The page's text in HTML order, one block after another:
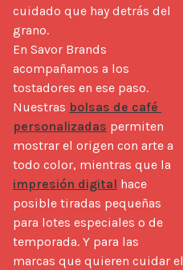
cuidado que hay detrás del
grano.
En Savor Brands
acompañamos a los
tostadores en ese paso.
Nuestras bolsas de café
personalizadas permiten
mostrar el origen con arte a
impresión digital hace
posible tiradas pequeñas
para lotes especiales o de
temporada. Y para las
marcas que quieren cuidar el